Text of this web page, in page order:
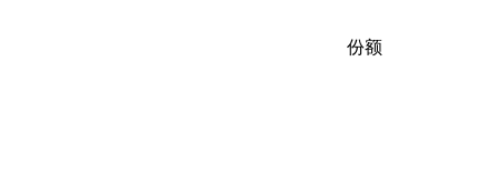
份额